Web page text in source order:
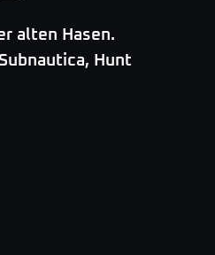
alten Hasen.
Hunt